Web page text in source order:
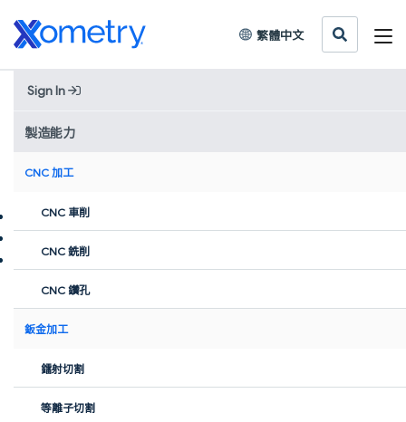
繁體中文
Sign In
製造能力
CNC 加工
CNC 車削
CNC 銑削
CNC 鑽孔
鈑金加工
鐳射切割
等離子切割
客戶案例
所有文章
CNC加工
航空航天 創新故事
本地探索
汽車製造